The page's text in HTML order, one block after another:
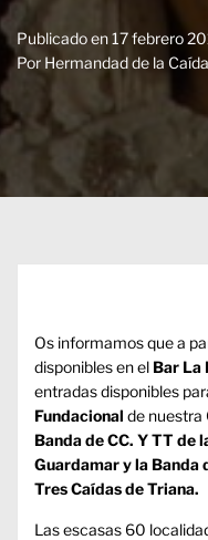
Publicado en17 febrero
Por Hermandad de la
Os informamos que a
disponibles en el Bar La
entradas disponibles
Fundacional de nuestra
Banda de CC. Y TT de
Guardamar y la Banda
Tres Caídas de Triana.
Las escasas 60